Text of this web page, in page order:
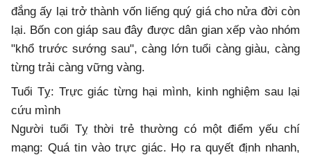
đắng ấy lại trở thành vốn liếng quý giá cho nửa đời còn
lại. Bốn con giáp sau đây được dân gian xếp vào nhóm
"khổ trước sướng sau", càng lớn tuổi càng giàu, càng
từng trải càng vững vàng.
Tuổi Tỵ: Trực giác từng hại mình, kinh nghiệm sau lại
cứu mình
Người tuổi Tỵ thời trẻ thường có một điểm yếu chí
mạng: Quá tin vào trực giác. Họ ra quyết định nhanh,